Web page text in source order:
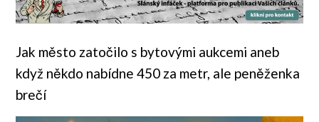
Jak město zatočilo s bytovými aukcemi aneb
když někdo nabídne 450 za metr, ale peněženka
brečí